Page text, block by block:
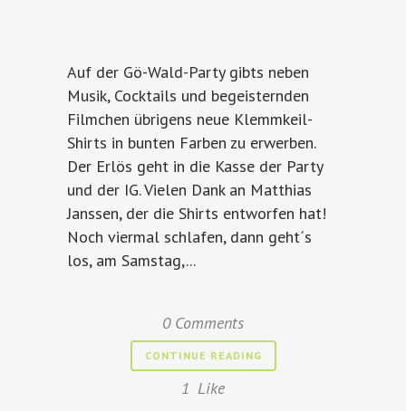
Auf der Gö-Wald-Party gibts neben
Musik, Cocktails und begeisternden
Filmchen übrigens neue Klemmkeil-
Shirts in bunten Farben zu erwerben.
Der Erlös geht in die Kasse der Party
und der IG. Vielen Dank an Matthias
Janssen, der die Shirts entworfen hat!
Noch viermal schlafen, dann geht´s
los, am Samstag,...
0 Comments
CONTINUE READING
1 Like